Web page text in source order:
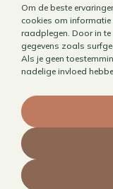
Om de beste
cookies om
raadplegen. Door in te
gegevens zoals
Als je geen
nadelige invloed
Contact
Algemene
Privacybeleid